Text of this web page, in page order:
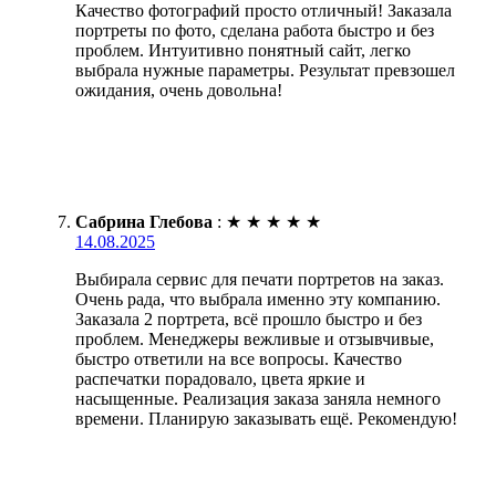
Качество фотографий просто отличный! Заказала
портреты по фото, сделана работа быстро и без
проблем. Интуитивно понятный сайт, легко
выбрала нужные параметры. Результат превзошел
ожидания, очень довольна!
Сабрина Глебова : ★ ★ ★ ★ ★
14.08.2025
Выбирала сервис для печати портретов на заказ.
Очень рада, что выбрала именно эту компанию.
Заказала 2 портрета, всё прошло быстро и без
проблем. Менеджеры вежливые и отзывчивые,
быстро ответили на все вопросы. Качество
распечатки порадовало, цвета яркие и
насыщенные. Реализация заказа заняла немного
времени. Планирую заказывать ещё. Рекомендую!